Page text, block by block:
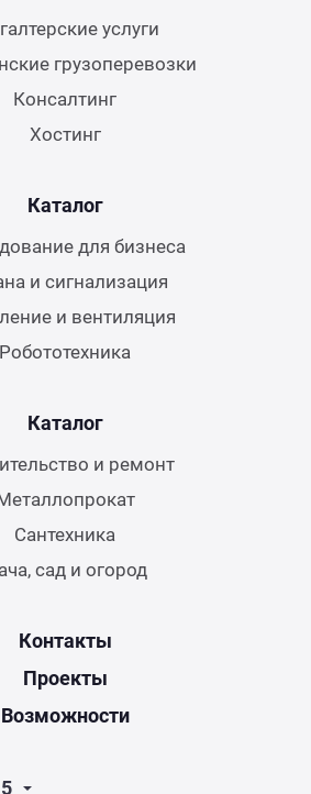
услуги
грузоперевозки
Консалтинг
Хостинг
Каталог
для бизнеса
и сигнализация
и вентиляция
Робототехника
Каталог
и ремонт
Сантехника
сад и огород
Контакты
Проекты
Возможности